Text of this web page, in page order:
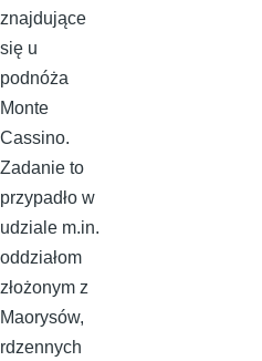
znajdujące
się u
podnóża
Monte
Cassino.
Zadanie to
przypadło w
udziale m.in.
oddziałom
złożonym z
Maorysów,
rdzennych